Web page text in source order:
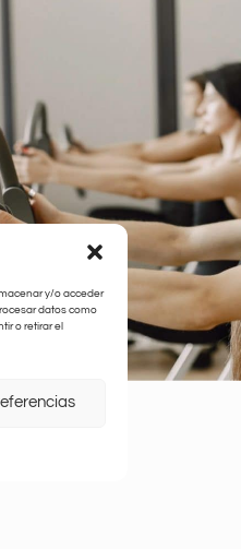
y/o acceder
datos como
o retirar el